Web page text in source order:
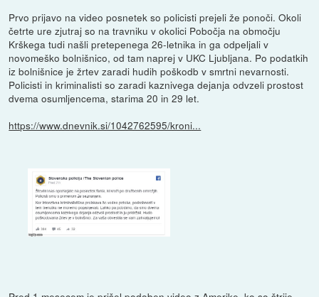
Prvo prijavo na video posnetek so policisti prejeli že ponoči. Okoli
četrte ure zjutraj so na travniku v okolici Pobočja na območju
Krškega tudi našli pretepenega 26-letnika in ga odpeljali v
novomeško bolnišnico, od tam naprej v UKC Ljubljana. Po podatkih
iz bolnišnice je žrtev zaradi hudih poškodb v smrtni nevarnosti.
Policisti in kriminalisti so zaradi kaznivega dejanja odvzeli prostost
dvema osumljencema, starima 20 in 29 let.
https://www.dnevnik.si/1042762595/kroni...